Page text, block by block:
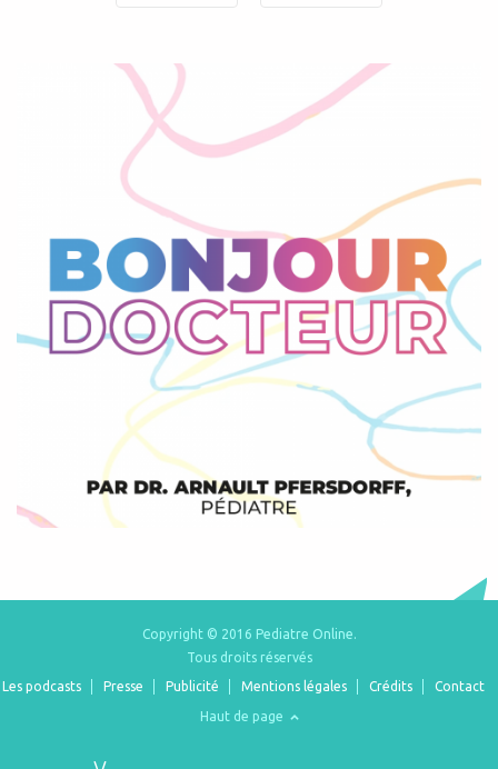
Copyright © 2016 Pediatre Online.
Tous droits réservés
Les podcasts
Presse Publicité Mentions légales Crédits Contact
Haut de page